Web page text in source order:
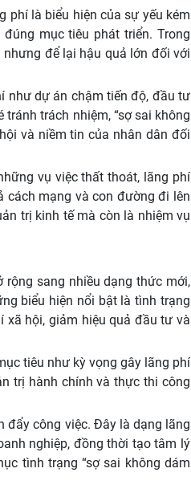
phí là biểu hiện của sự yếu kém
mục tiêu phát triển. Trong
để lại hậu quả lớn đối với
như dự án chậm tiến độ, đầu tư
trách nhiệm, “sợ sai không
và niềm tin của nhân dân đối
vụ việc thất thoát, lãng phí
cách mạng và con đường đi lên
trị kinh tế mà còn là nhiệm vụ
sang nhiều dạng thức mới,
biểu hiện nổi bật là tình trạng
xã hội, giảm hiệu quả đầu tư và
tiêu như kỳ vọng gây lãng phí
trị hành chính và thực thi công
đẩy công việc. Đây là dạng lãng
nghiệp, đồng thời tạo tâm lý
tình trạng “sợ sai không dám